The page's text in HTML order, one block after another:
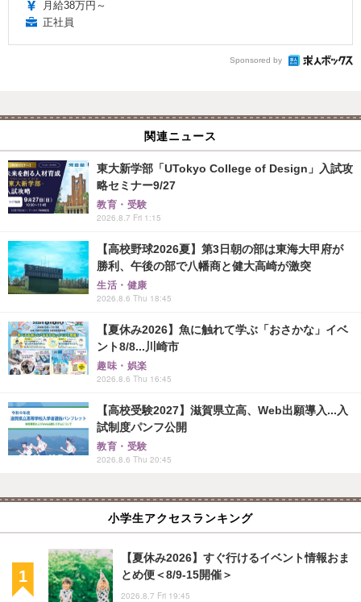
月給38万円～
正社員
Sponsored by
関連ニュース
東大新学部「UTokyo College of Design」入試攻
略セミナー9/27
教育・受験
2026.8.7 Fri 1:15
【高校野球2026夏】第3日朝の部は東海大甲府が
勝利、午後の部で八幡商と健大高崎が激突
生活・健康
2026.8.6 Thu 18:45
【夏休み2026】魚に触れて学ぶ「おさかな」イベ
ント8/8...川崎市
趣味・娯楽
2026.8.6 Thu 16:45
【高校受験2027】滋賀県立高、Web出願導入...入
試制度パンフ公開
教育・受験
2026.8.6 Thu 20:45
小学生アクセスランキング
【夏休み2026】すぐ行けるイベント情報おま
とめ便＜8/9-15開催＞
2026.8.7 Fri 19:45